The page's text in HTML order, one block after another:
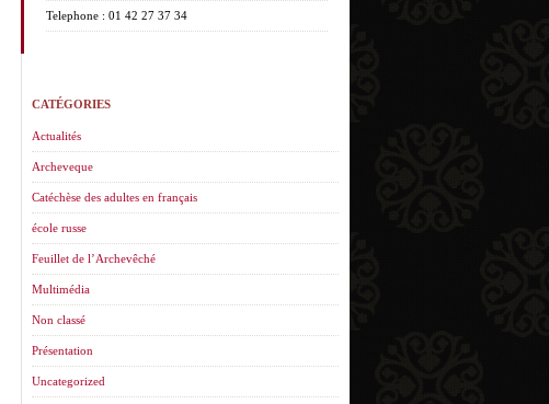
Telephone : 01 42 27 37 34
CATÉGORIES
Actualités
Archeveque
Catéchèse des adultes en français
école russe
Feuillet de l’Archevêché
Multimédia
Non classé
Présentation
Uncategorized